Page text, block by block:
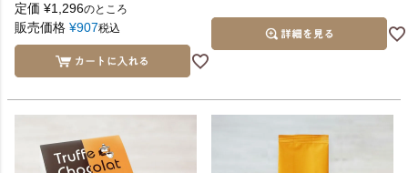
定価 ¥1,296のところ
販売価格 ¥907税込